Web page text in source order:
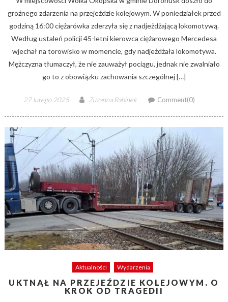
groźnego zdarzenia na przejeździe kolejowym. W poniedziałek przed
godziną 16:00 ciężarówka zderzyła się z nadjeżdżającą lokomotywą.
Według ustaleń policji 45-letni kierowca ciężarowego Mercedesa
wjechał na torowisko w momencie, gdy nadjeżdżała lokomotywa.
Mężczyzna tłumaczył, że nie zauważył pociągu, jednak nie zwalniało
go to z obowiązku zachowania szczególnej […]
Posted
27 lutego 2025 Author
Zuzanna Rabinek Comment(0)
Aktualności Wydarzenia
UKTNĄŁ NA PRZEJEŹDZIE KOLEJOWYM. O
KROK OD TRAGEDII